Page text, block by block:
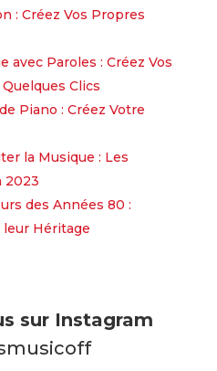
: Créez Vos Propres
avec Paroles : Créez Vos
Clics
Piano : Créez Votre
la Musique : Les
2023
des Années 80 :
leur Héritage
sur Instagram